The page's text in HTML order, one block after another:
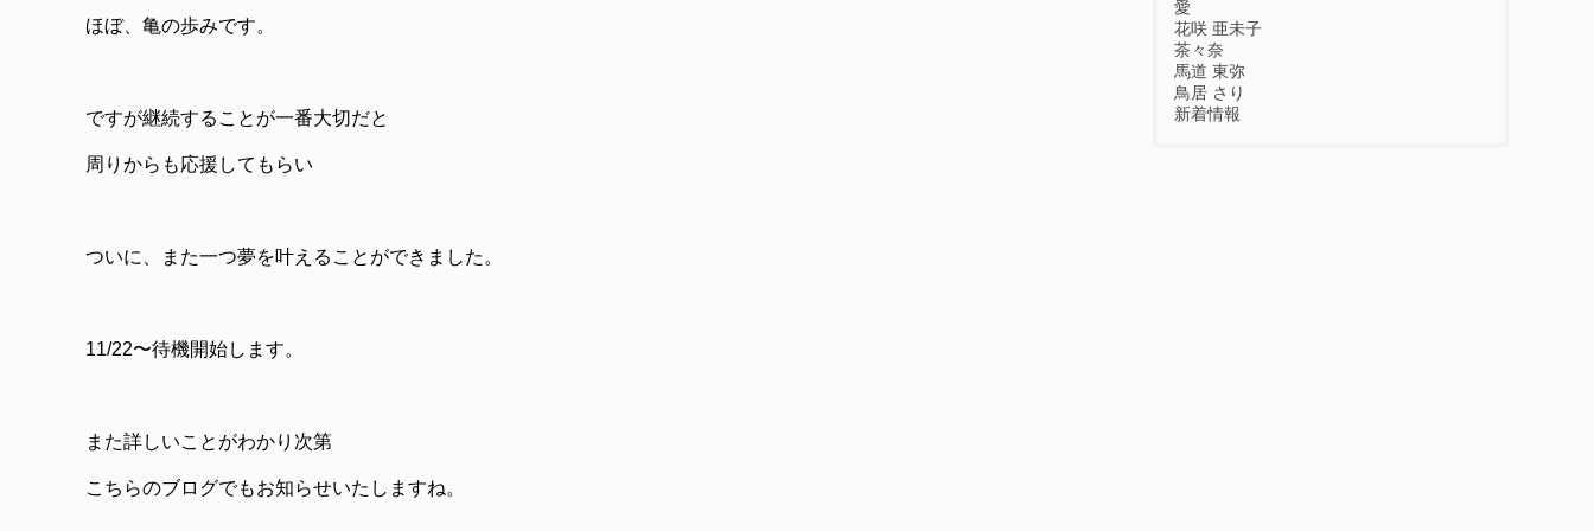
ほぼ、亀の歩みです。
ですが継続することが一番大切だと
周りからも応援してもらい
ついに、また一つ夢を叶えることができました。
11/22〜待機開始します。
また詳しいことがわかり次第
こちらのブログでもお知らせいたしますね。
愛
花咲 亜未子
茶々奈
馬道 東弥
鳥居 さり
新着情報